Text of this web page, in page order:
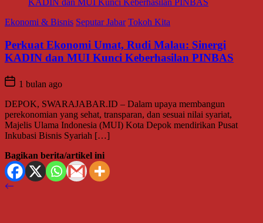
Ekonomi & Bisnis Seputar Jabar Tokoh Kita
Perkuat Ekonomi Umat, Rudi Malau: Sinergi
KADIN dan MUI Kunci Keberhasilan PINBAS
1 bulan ago
DEPOK, SWARAJABAR.ID – Dalam upaya membangun
perekonomian yang sehat, transparan, dan sesuai nilai syariat,
Majelis Ulama Indonesia (MUI) Kota Depok mendirikan Pusat
Inkubasi Bisnis Syariah […]
Bagikan berita/artikel ini